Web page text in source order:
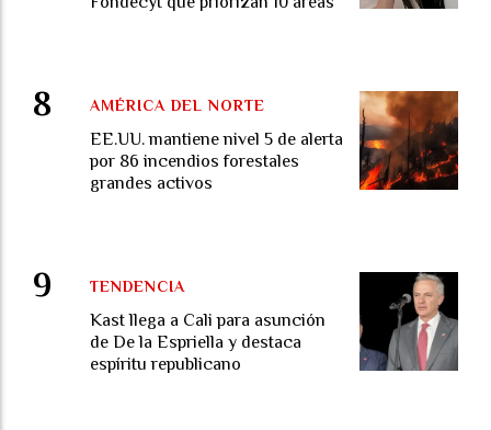
EE.UU. mantiene nivel 5 de alerta
por 86 incendios forestales
grandes activos
AMÉRICA DEL NORTE
Kast llega a Cali para asunción
de De la Espriella y destaca
espíritu republicano
TENDENCIA